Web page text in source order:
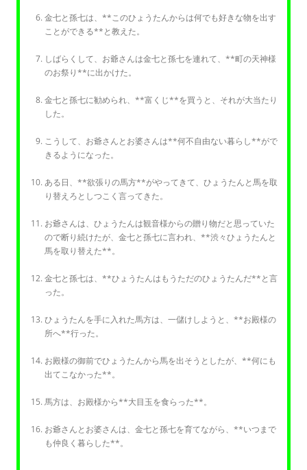
金七と孫七は、**このひょうたんからは何でも好きな物を出す
ことができる**と教えた。
しばらくして、お爺さんは金七と孫七を連れて、**町の天神様
のお祭り**に出かけた。
金七と孫七に勧められ、**富くじ**を買うと、それが大当たり
した。
こうして、お爺さんとお婆さんは**何不自由ない暮らし**がで
きるようになった。
ある日、**欲張りの馬方**がやってきて、ひょうたんと馬を取
り替えろとしつこく言ってきた。
お爺さんは、ひょうたんは観音様からの贈り物だと思っていた
ので断り続けたが、金七と孫七に言われ、**渋々ひょうたんと
馬を取り替えた**。
金七と孫七は、**ひょうたんはもうただのひょうたんだ**と言
った。
ひょうたんを手に入れた馬方は、一儲けしようと、**お殿様の
所へ**行った。
お殿様の御前でひょうたんから馬を出そうとしたが、**何にも
出てこなかった**。
馬方は、お殿様から**大目玉を食らった**。
お爺さんとお婆さんは、金七と孫七を育てながら、**いつまで
も仲良く暮らした**。